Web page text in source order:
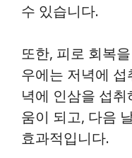
수 있습니다.
또한, 피로 회복
우에는 저녁에
녁에 인삼을 섭
움이 되고, 다음
효과적입니다.